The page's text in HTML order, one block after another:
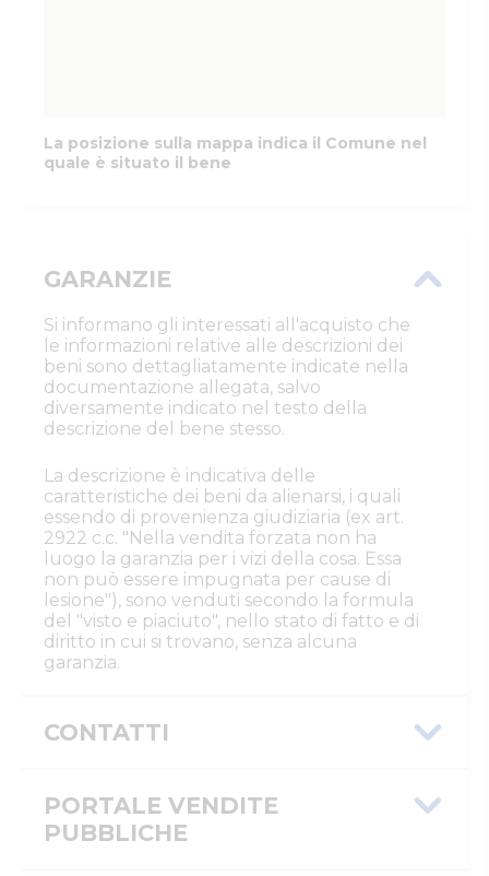
La posizione sulla mappa indica il Comune nel
quale è situato il bene
GARANZIE
Si informano gli interessati all'acquisto che
le informazioni relative alle descrizioni dei
beni sono dettagliatamente indicate nella
documentazione allegata, salvo
diversamente indicato nel testo della
descrizione del bene stesso.
La descrizione è indicativa delle
caratteristiche dei beni da alienarsi, i quali
essendo di provenienza giudiziaria (ex art.
2922 c.c. "Nella vendita forzata non ha
luogo la garanzia per i vizi della cosa. Essa
non può essere impugnata per cause di
lesione"), sono venduti secondo la formula
del "visto e piaciuto", nello stato di fatto e di
diritto in cui si trovano, senza alcuna
garanzia.
CONTATTI
Piacenza
Numeri di telefono
Email/PEC:isvegi@ivgparma.it
PORTALE VENDITE
PUBBLICHE